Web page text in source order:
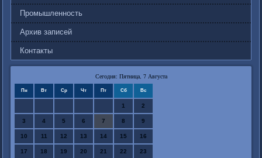
Промышленность
Архив записей
Контакты
Сегодня: Пятница, 7 Августа
Пн Вт Ср Чт Пт Сб Вс
1 2
3 4 5 6 7 8 9
10 11 12 13 14 15 16
17 18 19 20 21 22 23